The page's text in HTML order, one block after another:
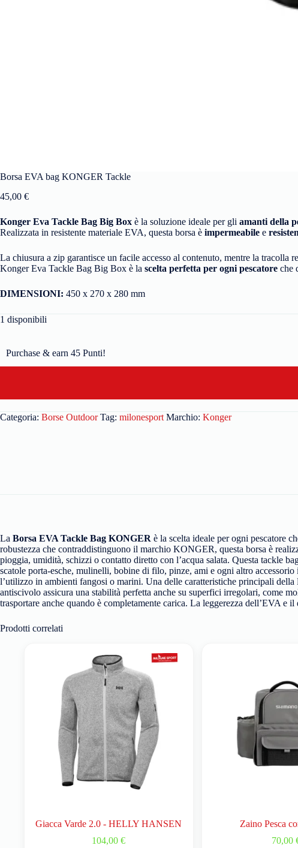
Borsa EVA bag KONGER Tackle
45,00 €
Konger Eva Tackle Bag Big Box è la soluzione ideale per gli amanti della
Realizzata in resistente materiale EVA, questa borsa è impermeabile e
La chiusura a zip garantisce un facile accesso al contenuto, mentre la tracolla
Konger Eva Tackle Bag Big Box è la scelta perfetta per ogni pescatore che
DIMENSIONI: 450 x 270 x 280 mm
1 disponibili
Purchase & earn 45 Punti!
Categoria: Borse Outdoor Tag: milonesport Marchio: Konger
La Borsa EVA Tackle Bag KONGER è la scelta ideale per ogni pescatore
robustezza che contraddistinguono il marchio KONGER, questa borsa è
pioggia, umidità, schizzi o contatto diretto con l’acqua salata. Questa tackle
scatole porta-esche, mulinelli, bobine di filo, pinze, ami e ogni altro
l’utilizzo in ambienti fangosi o marini. Una delle caratteristiche principali
antiscivolo assicura una stabilità perfetta anche su superfici irregolari, come
trasportare anche quando è completamente carica. La leggerezza dell’EVA
Prodotti correlati
Giacca Varde 2.0 - HELLY HANSEN
104,00€
Zaino Pesca
70,00